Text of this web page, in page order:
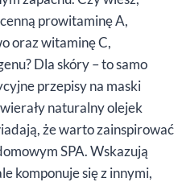
prowitaminę A,
oraz witaminę C,
Dla skóry – to samo
przepisy na maski
naturalny olejek
że warto zainspirować
SPA. Wskazują
komponuje się z innymi,